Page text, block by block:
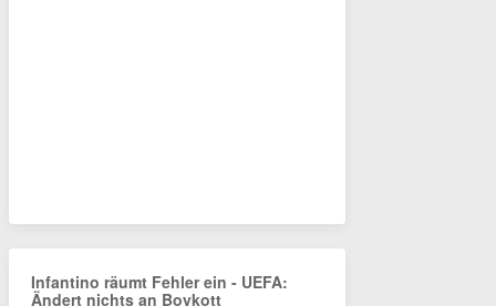
Infantino räumt Fehler ein - UEFA:
Ändert nichts an Boykott